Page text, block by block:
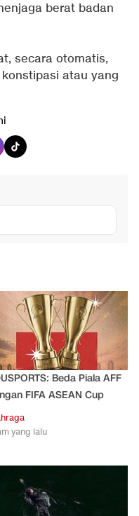
berat badan
secara otomatis,
atau yang
Beda Piala AFF
FIFA ASEAN Cup
yang lalu